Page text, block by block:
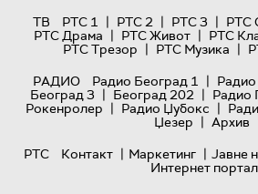
ТВ
РТС 1 | РТС 2 | РТС 3 | РТС
РТС Драма | РТС Живот | РТС
РТС Трезор | РТС Музика |
РАДИО
Радио Београд 1 |
Београд 3 | Београд 202 | Радио
Рокенролер | Радио Џубокс |
Џезер | Архив
РТС
Контакт | Маркетинг | Јавне
Интернет портал